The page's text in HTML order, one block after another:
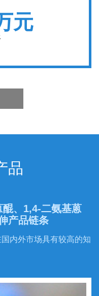
元
品
、1,4-二氨基蒽
产品链条
内外市场具有较高的知